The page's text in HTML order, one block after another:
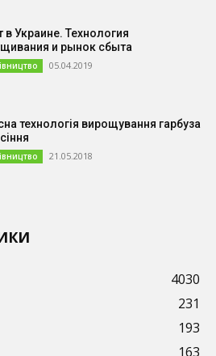
в Украине. Технология
и рынок сбыта
05.04.2019
технологія вирощування гарбуза
21.05.2018
4030
231
193
163